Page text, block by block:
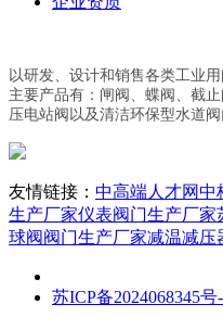
以研发、设计和销售各类工业
主要产品有：闸阀、蝶阀、截
压电站阀以及清洁环保型水道阀
友情链接： 中高端人才网中
生产厂家仪表阀门生产厂家
球阀阀门生产厂家减温减压
苏ICP备2024068345号